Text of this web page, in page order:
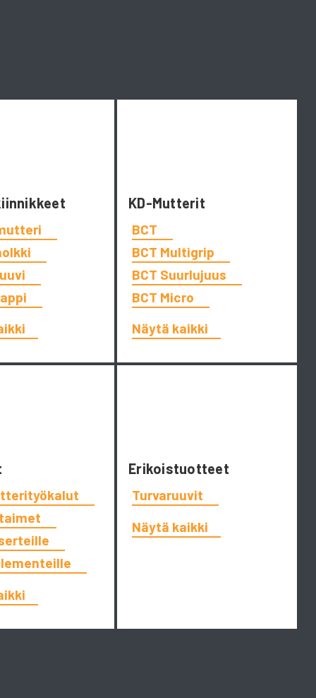
KD-Mutterit
BCT
BCT Multigrip
BCT Suurlujuus
BCT Micro
Näytä kaikki
Erikoistuotteet
Turvaruuvit
Näytä kaikki